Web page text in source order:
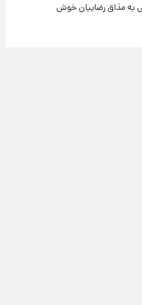
به مذاق رضاییان خوش